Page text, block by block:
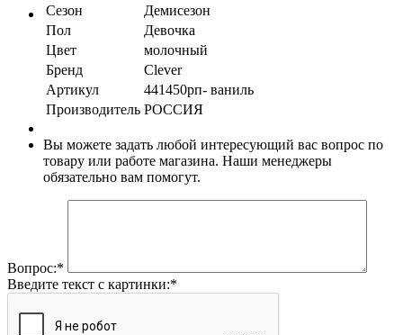
Сезон
Демисезон
Пол
Девочка
Цвет
молочный
Бренд
Clever
Артикул
441450рп- ваниль
Производитель РОССИЯ
Вы можете задать любой интересующий вас вопрос по
товару или работе магазина. Наши менеджеры
обязательно вам помогут.
Вопрос:*
Введите текст с картинки:*